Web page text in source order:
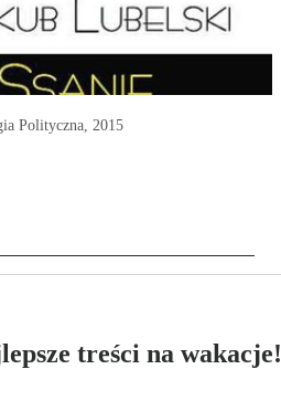
Polityczna, 2015
treści na wakacje!